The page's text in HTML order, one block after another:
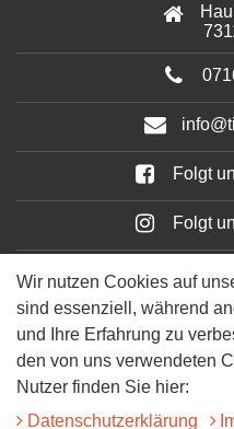
Folgt
Folgt
© 2025 Tiervitalshop |
Wir nutzen Cookies auf
sind essenziell, während
und Ihre Erfahrung zu
den von uns verwendeten
Nutzer finden Sie hier:
Daten­schutz­erklärung